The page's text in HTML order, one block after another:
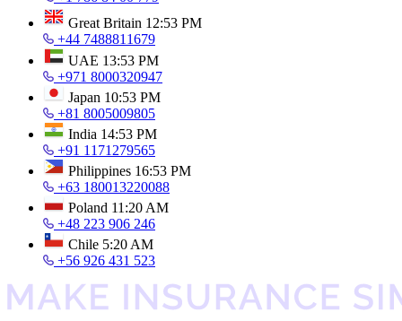
Great Britain 12:53 PM
+44 7488811679
UAE 13:53 PM
+971 8000320947
Japan 10:53 PM
+81 8005009805
India 14:53 PM
+91 1171279565
Philippines 16:53 PM
+63 180013220088
Poland 11:20 AM
+48 223 906 246
Chile 5:20 AM
+56 926 431 523